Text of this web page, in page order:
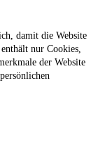
damit die Website
nur Cookies,
der Website